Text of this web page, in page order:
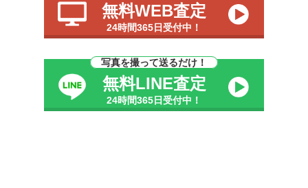
無料WEB査定
24時間365日受付中！
写真を撮って送るだけ！
無料LINE査定
24時間365日受付中！